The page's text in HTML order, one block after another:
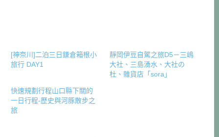
[神奈川]二泊三日鎌倉箱根小
旅行 DAY1
靜岡伊豆自駕之旅D5－三嶋
大社、三島湧水、大社の
杜、雜貨店「sora」
快速規劃行程山口縣下關的
一日行程-歷史與河豚散步之
旅